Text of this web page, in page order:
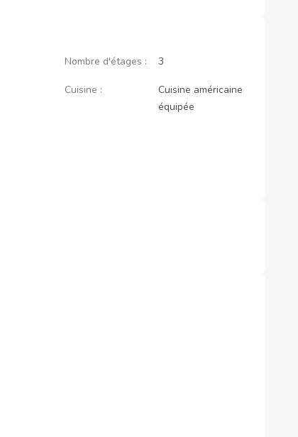
Nombre d'étages : 3
Cuisine :
Cuisine américaine
équipée